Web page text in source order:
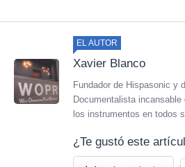
EL AUTOR
Xavier Blanco
Fundador de Hispasonic y
Documentalista
los instrumentos en todos
¿Te gustó este